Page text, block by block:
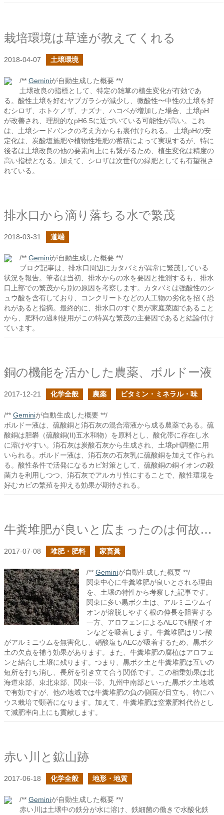
栽培環境は草達が教えてくれる
2018-04-07 土壌環境
/** Geminiが自動生成した概要 **/
土壌改良の指標として、特定の雑草の植生変化が有効であ
る。酸性土壌を好むヤブガラシが減少し、微酸性〜中性の土壌を好
むシロザ、ホトケノザ、ナズナ、ハコベが増加した場合、土壌pH
が改善され、理想的なpH6.5に近づいている可能性が高い。これ
は、土壌シードバンクの考え方からも裏付けられる。 土壌pHの安
定化は、炭酸塩施肥や植物性堆肥の蓄積によって実現するが、特に
後者は土壌改良の他の要素向上にも繋がるため、植生変化は精度の
高い指標となる。加えて、シロザは次世代の緑肥としても有望視さ
れている。
排水口から滴り落ちる水で繁茂
2018-03-31 道端
/** Geminiが自動生成した概要 **/
ブログ記事は、排水口周辺にカタバミが異常に繁茂している
状況を報告。筆者は当初、排水からの水を要因と推測するも、排水
口上部での繁茂から別の原因を考察します。カタバミは強酸性のシ
ュウ酸を含有しており、コンクリートなどの人工物の劣化を招く恐
れがあると指摘。最終的に、排水口のすぐ奥が家庭菜園であること
から、肥料の過剰使用がこの特異な繁茂の主要因であると結論付け
ています。
銅の機能を活かした農薬、ボルドー液
2017-12-21 化学全般 農薬 ビタミン・ミネラル・味
/** Geminiが自動生成した概要 **/
ボルドー液は、硫酸銅と消石灰の混合溶液から成る農薬である。硫
酸銅は胆礬（硫酸銅(II)五水和物）を原料とし、酸化帯に存在し水
に溶けやすい。消石灰は炭酸石灰から生成され、土壌pH調整に用
いられる。ボルドー液は、消石灰の石灰乳に硫酸銅を加えて作られ
る。酸性条件で活発になるカビ対策として、硫酸銅の銅イオンの殺
菌力を利用しつつ、消石灰でアルカリ性にすることで、酸性環境を
好むカビの繁殖を抑える効果が期待される。
牛糞堆肥が良いと広まったのは何故なのか？を考えてみる
2017-07-08 堆肥・肥料 家畜糞
/** Geminiが自動生成した概要 **/
関東中心に牛糞堆肥が良いとされる理由
を、土壌の特性から考察した記事です。
関東に多い黒ボク土は、アルミニウムイ
オンが溶脱しやすく根の伸長を阻害する
一方、アロフェンによるAECで硝酸イオ
ンなどを吸着します。牛糞堆肥はリン酸
がアルミニウムを無害化し、硝酸塩もAECが吸着するため、黒ボク
土の欠点を補う効果があります。また、牛糞堆肥の腐植はアロフェ
ンと結合し土壌に残ります。つまり、黒ボク土と牛糞堆肥は互いの
短所を打ち消し、長所を引き立て合う関係です。この相乗効果は北
海道東部、東北東部、関東一帯、九州中南部といった黒ボク土地域
で有効ですが、他の地域では牛糞堆肥の負の側面が目立ち、特にハ
ウス栽培で顕著になります。加えて、牛糞堆肥は窒素肥料代替とし
て減肥率向上にも貢献します。
赤い川と鉱山跡
2017-06-18 化学全般 地形・地質
/** Geminiが自動生成した概要 **/
赤い川は土壌中の鉄分が水に溶け、鉄細菌の働きで水酸化鉄